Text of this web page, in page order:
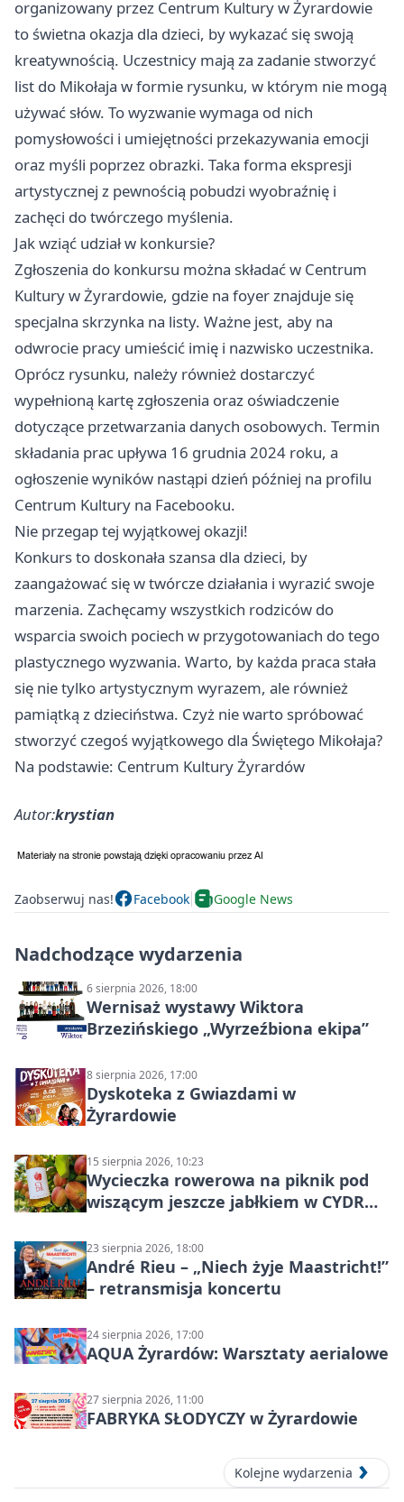
organizowany przez Centrum Kultury w Żyrardowie
to świetna okazja dla dzieci, by wykazać się swoją
kreatywnością. Uczestnicy mają za zadanie stworzyć
list do Mikołaja w formie rysunku, w którym nie mogą
używać słów. To wyzwanie wymaga od nich
pomysłowości i umiejętności przekazywania emocji
oraz myśli poprzez obrazki. Taka forma ekspresji
artystycznej z pewnością pobudzi wyobraźnię i
zachęci do twórczego myślenia.
Jak wziąć udział w konkursie?
Zgłoszenia do konkursu można składać w Centrum
Kultury w Żyrardowie, gdzie na foyer znajduje się
specjalna skrzynka na listy. Ważne jest, aby na
odwrocie pracy umieścić imię i nazwisko uczestnika.
Oprócz rysunku, należy również dostarczyć
wypełnioną kartę zgłoszenia oraz oświadczenie
dotyczące przetwarzania danych osobowych. Termin
składania prac upływa 16 grudnia 2024 roku, a
ogłoszenie wyników nastąpi dzień później na profilu
Centrum Kultury na Facebooku.
Nie przegap tej wyjątkowej okazji!
Konkurs to doskonała szansa dla dzieci, by
zaangażować się w twórcze działania i wyrazić swoje
marzenia. Zachęcamy wszystkich rodziców do
wsparcia swoich pociech w przygotowaniach do tego
plastycznego wyzwania. Warto, by każda praca stała
się nie tylko artystycznym wyrazem, ale również
pamiątką z dzieciństwa. Czyż nie warto spróbować
stworzyć czegoś wyjątkowego dla Świętego Mikołaja?
Na podstawie: Centrum Kultury Żyrardów
Autor:krystian
Zaobserwuj nas! Facebook Google News
Nadchodzące wydarzenia
6 sierpnia 2026, 18:00
Wernisaż wystawy Wiktora
Brzezińskiego „Wyrzeźbiona ekipa”
8 sierpnia 2026, 17:00
Dyskoteka z Gwiazdami w
Żyrardowie
15 sierpnia 2026, 10:23
Wycieczka rowerowa na piknik pod
wiszącym jeszcze jabłkiem w CYDR
23 sierpnia 2026, 18:00
André Rieu – „Niech żyje Maastricht!”
– retransmisja koncertu
24 sierpnia 2026, 17:00
AQUA Żyrardów: Warsztaty aerialowe
27 sierpnia 2026, 11:00
FABRYKA SŁODYCZY w Żyrardowie
Kolejne wydarzenia